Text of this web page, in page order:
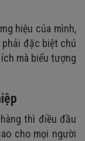
hiệu của mình,
phải đặc biệt chú
mà biểu tượng
thì điều đầu
cho mọi người